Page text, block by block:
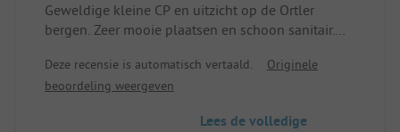
Geweldige kleine CP en uitzicht op de Ortler
bergen. Zeer mooie plaatsen en schoon sanitair.
slechts 3 sterren.
Deze recensie is automatisch vertaald.
Originele
beoordeling weergeven
Lees de volledige